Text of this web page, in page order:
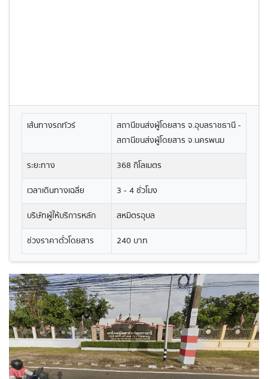
เส้นทางรถทัวร์
สถานีขนส่งผู้โดยสาร จ.อุบลราชธานี -
สถานีขนส่งผู้โดยสาร จ.นครพนม
ระยะทาง
368 กิโลเมตร
เวลาเดินทางเฉลี่ย
3 - 4 ชั่วโมง
บริษัทผู้ให้บริการหลัก
สหมิตรอุบล
ช่วงราคาตั๋วโดยสาร
240 บาท